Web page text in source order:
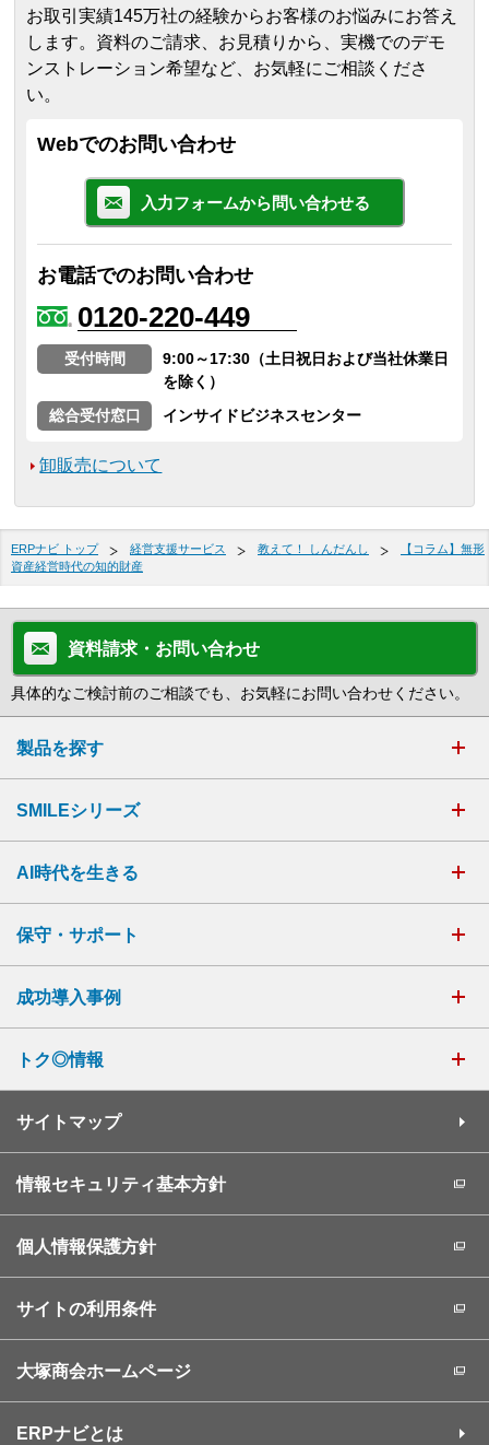
お取引実績145万社の経験からお客様のお悩みにお答え
します。 資料のご請求、お見積りから、実機でのデモ
ンストレーション希望など、お気軽にご相談くださ
い。
Webでのお問い合わせ
入力フォームから問い合わせる
お電話でのお問い合わせ
0120-220-449
受付時間
9:00～17:30（土日祝日および当社休業日
を除く）
総合受付窓口
インサイドビジネスセンター
卸販売について
ERPナビ トップ 経営支援サービス 教えて！ しんだんし
【コラム】無形
資産経営時代の知的財産
資料請求・お問い合わせ
具体的なご検討前のご相談でも、お気軽にお問い合わせください。
製品を探す
SMILEシリーズ
AI時代を生きる
保守・サポート
成功導入事例
トク◎情報
サイトマップ
情報セキュリティ基本方針
個人情報保護方針
サイトの利用条件
大塚商会ホームページ
ERPナビとは